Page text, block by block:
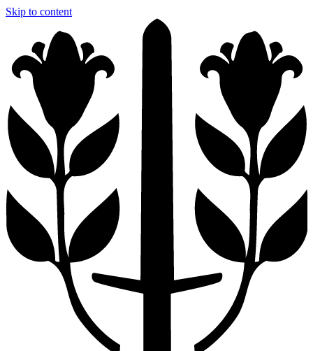
Skip to content